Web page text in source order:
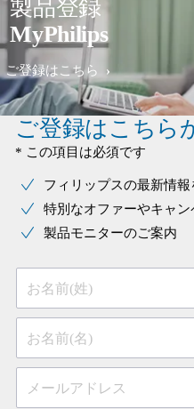
製品登録
MyPhilips
ご登録はこちら
ご登録はこちら
* この項目は必須です
フィリップスの最新情
特別なオファーやキャ
製品モニターのご案内
お名前(姓)
お名前(名)
メールアドレス